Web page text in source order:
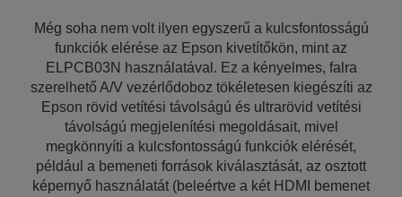
Még soha nem volt ilyen egyszerű a kulcsfontosságú
funkciók elérése az Epson kivetítőkön, mint az
ELPCB03N használatával. Ez a kényelmes, falra
szerelhető A/V vezérlődoboz tökéletesen kiegészíti az
Epson rövid vetítési távolságú és ultrarövid vetítési
távolságú megjelenítési megoldásait, mivel
megkönnyíti a kulcsfontosságú funkciók elérését,
például a bemeneti források kiválasztását, az osztott
képernyő használatát (beleértve a két HDMI bemenet